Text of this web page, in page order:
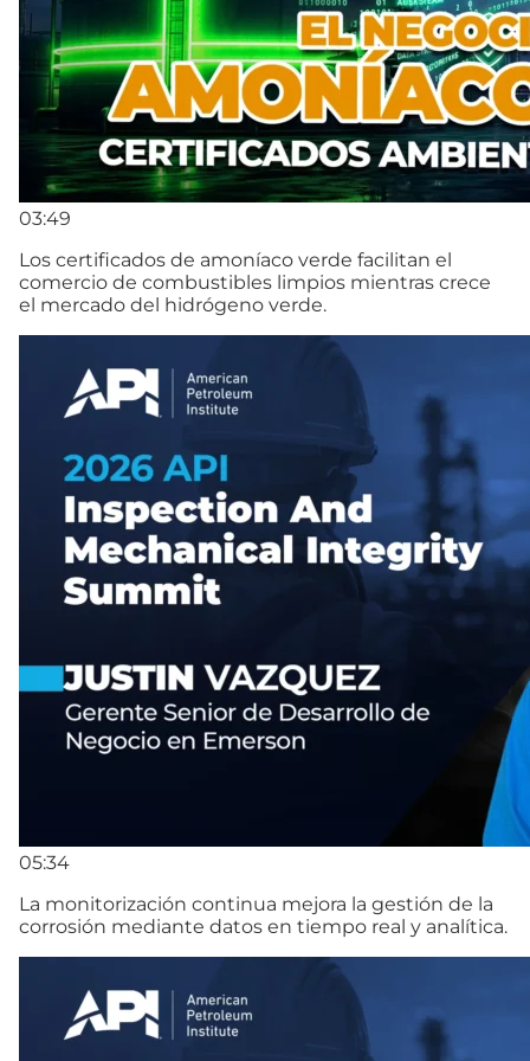
03:49
Los certificados de amoníaco verde facilitan el
comercio de combustibles limpios mientras crece
el mercado del hidrógeno verde.
05:34
La monitorización continua mejora la gestión de la
corrosión mediante datos en tiempo real y analítica.